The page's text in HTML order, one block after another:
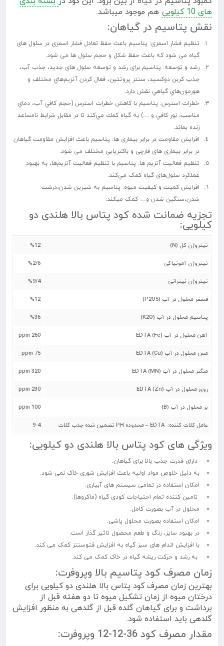
های 10 کیلویی
هم موجود میباشد.
نقش پتاسیم در گیاهان:
تنظیم فشار اسمزی: پتاسیم باعث حفظ تعادل فشار اسمزی در سلول های
گیاه می شود که باعث حفظ شکل و حجم سلول ها می شود.
رشد و توسعه: پتاسیم برای رشد و توسعه سلول های جدید، جذب آب،
جذب کربن دوکسید، سنتز پروتئین، فعال کردن آنزيم‌هاي مختلف و
هورمون‌هاي گياهي نقش دارد.
خطرات استرس: پتاسيم با كاهش خطرات استرس‌‌‌‌‌‌‌‌ ‌(حجم كافي آب، دماي
مناسب، نور كافي و …) به گياه كمك مي‌كند تا در مقابل شرايط نامساعد
زنده بماند.
افزایش مقاومت در برابر بیماری ها: پتاسیم باعث افزایش مقاومت گیاهان
در برابر بیماری های قارچی و باکتریایی مختلف می شود.
تنظیم فعالیت آنزیم ها: پتاسيم با تنظيم فعاليت آنزيم‌ها، به بهبود
عملکرد سلول‌های گياه کمک مي‌کند.
افزایش کمیت و کیفیت میوه: پتاسیم به شیرین شدن،درشت
شدن،سنگین شدن و… کمک میکند.
تجزیه ضمانت شده کود پتاس بالا هلندی دو
کیلویی:
نیتروژن کل (N) %12
نیتروژن آمونیاکی %2/6
نیتروژن نیتراتی %9/4
فسفر محلول در آب (P2O5) %12
پتاسیم محلول در آب (K2O) %36
آهن محلول در آب EDTA (Fe) 260 ppm
مس محلول در آب EDTA (Cu) 75 ppm
منگنز محلول در آب EDTA (MN) 320 ppm
روی محلول در آب EDTA (Zn) 230 ppm
بر محلول در آب (B) 100 ppm
عامل کلات کننده: EDTA – محدوده PH تضمین شده جذب کلات 9-4
ویژگی های کود پتاس بالا هلندی دو کیلویی:
دارای قدرت جذب بالا برای گیاهان.
به دلیل خلوص مواد اولیه باعث افزایش شوری خاک نمی شود.
امکان استفاده در تمامی سیستم های آبیاری.
تامین کننده تمام احتیاجات کودی گیاه (ماکروها).
محلول در آب بصورت کامل.
امکان استفاده بصورت محلول پاشی.
در بهبود سایز، رنگ و طعم محصول تاثیر گذار است.
با افزایش اندام های سبز گیاه به افزایش فتوسنتز کمک می کند.
به رشد و حرکت ریشه گیاه در خاک کمک می کند.
زمان مصرف کود پتاسیم بالا وپروفرت:
بهترین زمان مصرف کود پتاس بالا هلندی دو کیلویی برای
درختان میوه از زمان تشکیل میوه تا دو هفته قبل از
برداشت و برای گیاهان گلده قبل از گلدهی به منظور افزایش
گلدهی باید استفاده شود.
مقدار مصرف کود 36-12-12 وپروفرت: